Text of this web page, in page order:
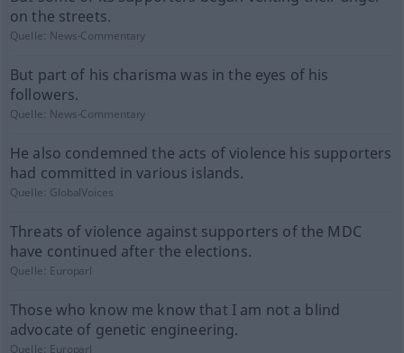
on the streets.
Quelle: News-Commentary
But part of his charisma was in the eyes of his
followers.
Quelle: News-Commentary
He also condemned the acts of violence his supporters
had committed in various islands.
Quelle: GlobalVoices
Threats of violence against supporters of the MDC
have continued after the elections.
Quelle: Europarl
Those who know me know that I am not a blind
advocate of genetic engineering.
Quelle: Europarl